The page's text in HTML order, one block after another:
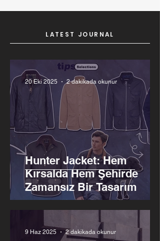
LATEST JOURNAL
Hunter Jacket: Hem
Kırsalda Hem Şehirde
Zamansız Bir Tasarım
20 Eki 2025 2 dakikada okunur
9 Haz 2025 2 dakikada okunur